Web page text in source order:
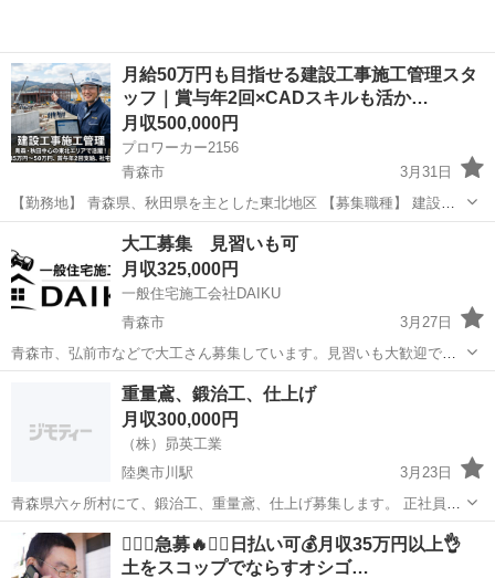
月給50万円も目指せる建設工事施工管理スタ
ッフ｜賞与年2回×CADスキルも活か…
月収500,000円
プロワーカー2156
青森市
3月31日
【勤務地】 青森県、秋田県を主とした東北地区 【募集職種】 建設工
事施工管理 【仕事内容】 東北地区（青森県・秋田県を中心）にて、建
設工事における施工管理業務を担当していただきます。 現場の工程や
品質の管...
施工管理
大工募集 見習いも可
月収325,000円
一般住宅施工会社DAIKU
青森市
3月27日
青森市、弘前市などで大工さん募集しています。見習いも大歓迎で
す。通年雇用、季節雇用両方とも募集しています。 給料は175000円〜
325000円です。技術能力に応じて検討します。
青森市 大工 給料
重量鳶、鍛治工、仕上げ
月収300,000円
（株）昴英工業
陸奥市川駅
3月23日
青森県六ヶ所村にて、鍛治工、重量鳶、仕上げ募集します。 正社員
300.000円 契約社員320.000円 建設業許可無し下請け協力会社1日
20.000円〜✖️日数✖️食事費1.500円 許可有り25.000円✖️日数✖️食事...
青森 八戸市 陸奥市川駅 その他 重量鳶
❤️‍🔥🔥急募🔥❤️‍🔥日払い可💰月収35万円以上👌
土をスコップでならすオシゴ…